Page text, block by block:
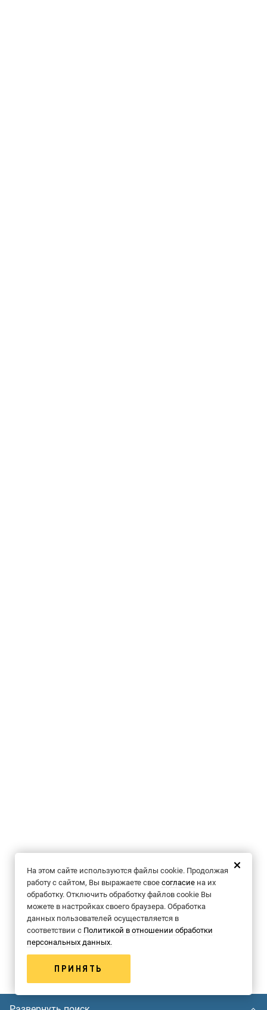
На этом сайте используются файлы cookie. Продолжая
работу с сайтом, Вы выражаете свое согласие на их
обработку. Отключить обработку файлов cookie Вы
можете в настройках своего браузера. Обработка
данных пользователей осуществляется в
соответствии с Политикой в отношении обработки
персональных данных.
ПРИНЯТЬ